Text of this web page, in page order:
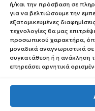
ή/και την πρόσβαση σε
για να βελτιώσουμε την
εξατομικευμένες
τεχνολογίες θα μας
προσωπικού χαρακτήρα,
μοναδικά αναγνωριστικά
συγκατάθεση ή η ανάκληση
επηρεάσει αρνητικά
Πολιτική Απορρήτου
Τρόποι Αποστολής
Τρόποι Πληρωμής
Επιστροφές